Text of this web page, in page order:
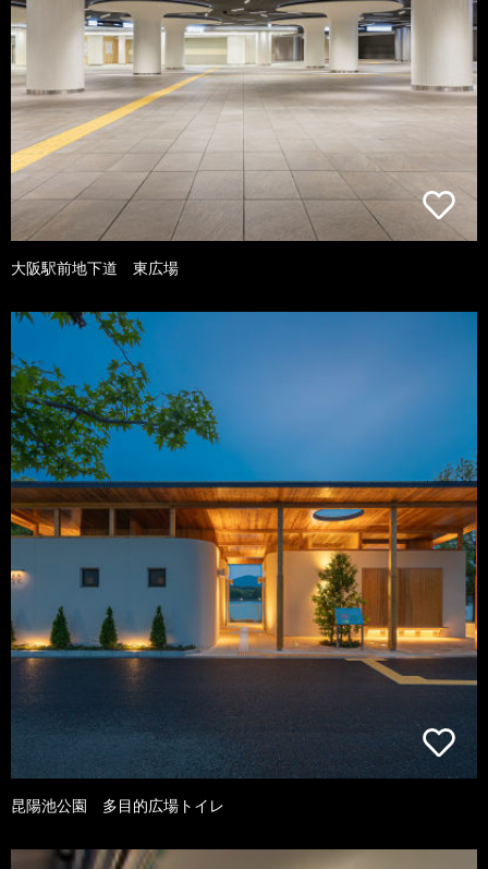
大阪駅前地下道 東広場
昆陽池公園 多目的広場トイレ